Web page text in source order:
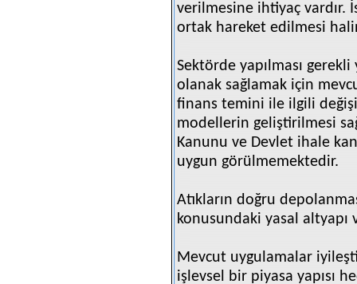
verilmesine ihtiyaç vardır.
ortak hareket edilmesi
Sektörde yapılması
olanak sağlamak için
finans temini ile ilgili
modellerin geliştirilmesi
Kanunu ve Devlet ihale
uygun görülmemektedir.
Atıkların doğru
konusundaki yasal
Mevcut uygulamalar
işlevsel bir piyasa yapısı